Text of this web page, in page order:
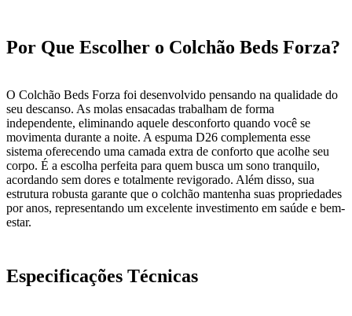
Por Que Escolher o Colchão Beds Forza?
O Colchão Beds Forza foi desenvolvido pensando na qualidade do
seu descanso. As molas ensacadas trabalham de forma
independente, eliminando aquele desconforto quando você se
movimenta durante a noite. A espuma D26 complementa esse
sistema oferecendo uma camada extra de conforto que acolhe seu
corpo. É a escolha perfeita para quem busca um sono tranquilo,
acordando sem dores e totalmente revigorado. Além disso, sua
estrutura robusta garante que o colchão mantenha suas propriedades
por anos, representando um excelente investimento em saúde e bem-
estar.
Especificações Técnicas